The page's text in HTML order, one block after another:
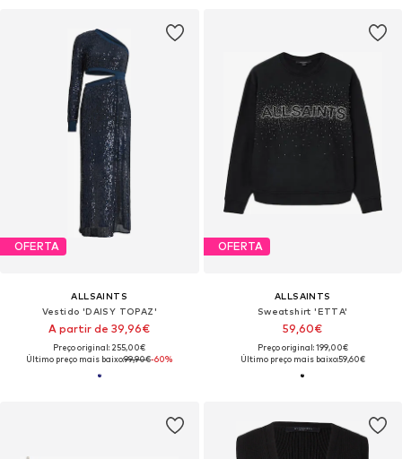
OFERTA
ALLSAINTS
Vestido 'DAISY TOPAZ'
A partir de 39,96€
Preço original: 255,00€
Último preço mais baixo:99,90€-60%
OFERTA
ALLSAINTS
Sweatshirt 'ETTA'
59,60€
Preço original: 199,00€
Último preço mais baixo:59,60€